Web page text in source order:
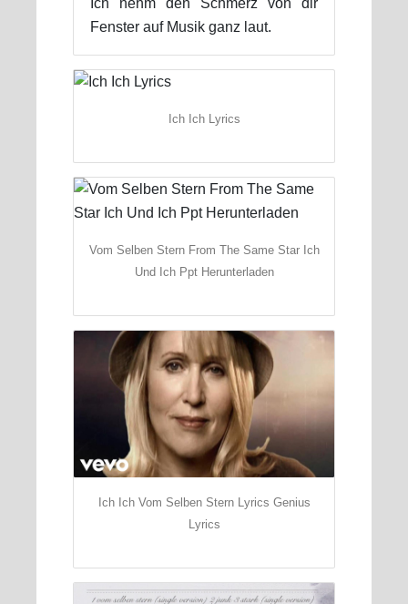
Fenster auf Musik ganz laut.
Ich Ich Lyrics
Vom Selben Stern From The Same Star Ich
Und Ich Ppt Herunterladen
Ich Ich Vom Selben Stern Lyrics Genius
Lyrics